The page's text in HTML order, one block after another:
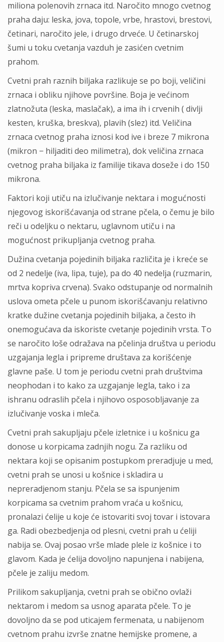
miliona polenovih zrnaca itd. Naročito mnogo cvetnog
praha daju: leska, jova, topole, vrbe, hrastovi, brestovi,
četinari, naročito jele, i drugo drveće. U četinarskoj
šumi u toku cvetanja vazduh je zasićen cvetnim
prahom.
Cvetni prah raznih biljaka razlikuje se po boji, veličini
zrnaca i obliku njihove površine. Boja je većinom
zlatnožuta (leska, maslačak), a ima ih i crvenih ( divlji
kesten, kruška, breskva), plavih (slez) itd. Veličina
zrnaca cvetnog praha iznosi kod ive i breze 7 mikrona
(mikron − hiljaditi deo milimetra), dok veličina zrnaca
cvetnog praha biljaka iz familije tikava doseže i do 150
mikrona.
Faktori koji utiču na izlučivanje nektara i mogućnosti
njegovog iskorišćavanja od strane pčela, o čemu je bilo
reči u odeljku o nektaru, uglavnom utiču i na
mogućnost prikupljanja cvetnog praha.
Dužina cvetanja pojedinih biljaka različita je i kreće se
od 2 nedelje (iva, lipa, tuje), pa do 40 nedelja (ruzmarin,
mrtva kopriva crvena). Svako odstupanje od normalnih
uslova ometa pčele u punom iskorišćavanju relativno
kratke dužine cvetanja pojedinih biljaka, a često ih
onemogućava da iskoriste cvetanje pojedinih vrsta. To
se naročito loše odražava na pčelinja društva u periodu
uzgajanja legla i pripreme društava za korišćenje
glavne paše. U tom je periodu cvetni prah društvima
neophodan i to kako za uzgajanje legla, tako i za
ishranu odraslih pčela i njihovo osposobljavanje za
izlučivanje voska i mleča.
Cvetni prah sakupljaju pčele izletnice i u košnicu ga
donose u korpicama zadnjih nogu. Za razliku od
nektara koji se opisanim postupkom preradjuje u med,
cvetni prah se unosi u košnice i skladira u
nepreradjenom stanju. Pčela se sa ispunjenim
korpicama sa cvetnim prahom vraća u košnicu,
pronalazi ćelije u koje će istovariti svoj tovar i istovara
ga. Radi obezbedjenja od plesni, cvetni prah u ćeliji
nabija se. Ovaj posao vrše mlade plele iz košnice i to
glavom. Kada je ćelija dovoljno napunjena i nabijena,
pčele je zaliju medom.
Prilikom sakupljanja, cvetni prah se obično ovlaži
nektarom i medom sa usnog aparata pčele. To je
dovoljno da se pod uticajem fermenata, u nabijenom
cvetnom prahu izvrše znatne hemijske promene, a